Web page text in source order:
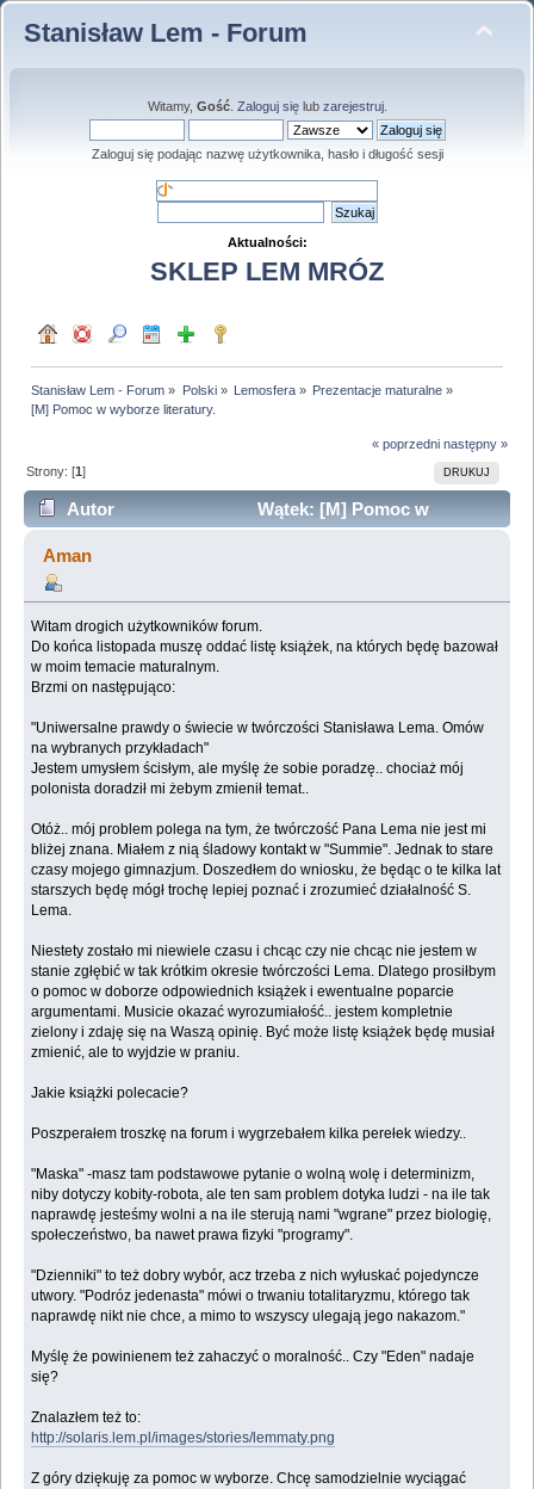
Stanisław Lem - Forum
Witamy, Gość. Zaloguj sięlub zarejestruj.
Zaloguj się podając nazwę użytkownika, hasło i długość sesji
Aktualności:
SKLEP LEM MRÓZ
Stanisław Lem - Forum » Polski» Lemosfera» Prezentacje maturalne »
[M] Pomoc w wyborze literatury.
« poprzedni następny »
DRUKUJ
Strony: [1]
Autor
Wątek: [M] Pomoc w
wyborze literatury. (Przeczytany 52548 razy)
Aman
Witam drogich użytkowników forum.
Do końca listopada muszę oddać listę książek, na których będę bazował
w moim temacie maturalnym.
Brzmi on następująco:
"Uniwersalne prawdy o świecie w twórczości Stanisława Lema. Omów
na wybranych przykładach"
Jestem umysłem ścisłym, ale myślę że sobie poradzę.. chociaż mój
polonista doradził mi żebym zmienił temat..
Otóż.. mój problem polega na tym, że twórczość Pana Lema nie jest mi
bliżej znana. Miałem z nią śladowy kontakt w "Summie". Jednak to stare
czasy mojego gimnazjum. Doszedłem do wniosku, że będąc o te kilka lat
starszych będę mógł trochę lepiej poznać i zrozumieć działalność S.
Lema.
Niestety zostało mi niewiele czasu i chcąc czy nie chcąc nie jestem w
stanie zgłębić w tak krótkim okresie twórczości Lema. Dlatego prosiłbym
o pomoc w doborze odpowiednich książek i ewentualne poparcie
argumentami. Musicie okazać wyrozumiałość.. jestem kompletnie
zielony i zdaję się na Waszą opinię. Być może listę książek będę musiał
zmienić, ale to wyjdzie w praniu.
Jakie książki polecacie?
Poszperałem troszkę na forum i wygrzebałem kilka perełek wiedzy..
"Maska" -masz tam podstawowe pytanie o wolną wolę i determinizm,
niby dotyczy kobity-robota, ale ten sam problem dotyka ludzi - na ile tak
naprawdę jesteśmy wolni a na ile sterują nami "wgrane" przez biologię,
społeczeństwo, ba nawet prawa fizyki "programy".
"Dzienniki" to też dobry wybór, acz trzeba z nich wyłuskać pojedyncze
utwory. "Podróz jedenasta" mówi o trwaniu totalitaryzmu, którego tak
naprawdę nikt nie chce, a mimo to wszyscy ulegają jego nakazom."
Myślę że powinienem też zahaczyć o moralność.. Czy "Eden" nadaje
się?
Znalazłem też to:
http://solaris.lem.pl/images/stories/lemmaty.png
Z góry dziękuję za pomoc w wyborze. Chcę samodzielnie wyciągać